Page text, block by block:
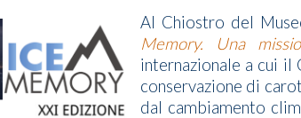
Al Chiostro del
Memory. Una
internazionale a cui il
conservazione di
dal cambiamento